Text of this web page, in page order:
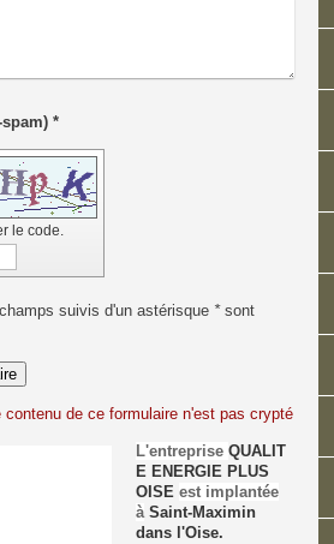
Captcha (code anti-spam) *
le code.
champs suivis d'un astérisque *sont
contenu de ce formulaire n'est pas crypté
L'entrepriseQUALIT
E ENERGIE PLUS
OISEest implantée
àSaint-Maximin
dans l'Oise.